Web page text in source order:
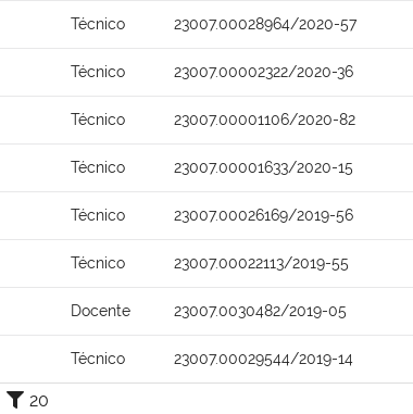
Técnico 23007.00028964/2020-57
Técnico 23007.00002322/2020-36
Técnico 23007.00001106/2020-82
Técnico 23007.00001633/2020-15
Técnico 23007.00026169/2019-56
Técnico 23007.00022113/2019-55
Docente 23007.0030482/2019-05
Técnico 23007.00029544/2019-14
20